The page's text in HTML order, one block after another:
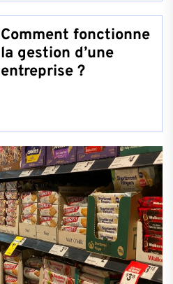
Comment fonctionne
la gestion d’une
entreprise ?